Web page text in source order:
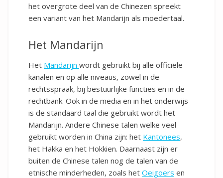
het overgrote deel van de Chinezen spreekt
een variant van het Mandarijn als moedertaal.
Het Mandarijn
Het Mandarijn wordt gebruikt bij alle officiële
kanalen en op alle niveaus, zowel in de
rechtsspraak, bij bestuurlijke functies en in de
rechtbank. Ook in de media en in het onderwijs
is de standaard taal die gebruikt wordt het
Mandarijn. Andere Chinese talen welke veel
gebruikt worden in China zijn: het Kantonees,
het Hakka en het Hokkien. Daarnaast zijn er
buiten de Chinese talen nog de talen van de
etnische minderheden, zoals het Oeigoers en